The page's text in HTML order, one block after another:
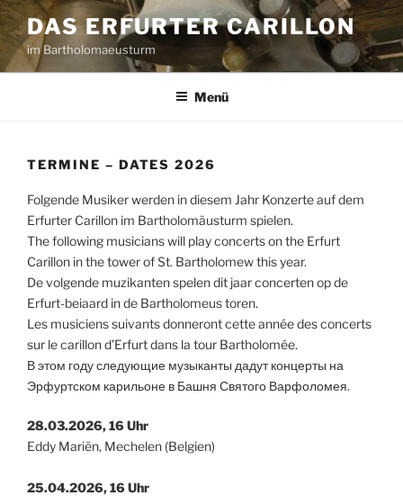
Zum
Inhalt
springen
DAS ERFURTER CARILLON
im Bartholomaeusturm
Menü
TERMINE – DATES 2026
Folgende Musiker werden in diesem Jahr Konzerte auf dem
Erfurter Carillon im Bartholomäusturm spielen.
The following musicians will play concerts on the Erfurt
Carillon in the tower of St. Bartholomew this year.
De volgende muzikanten spelen dit jaar concerten op de
Erfurt-beiaard in de Bartholomeus toren.
Les musiciens suivants donneront cette année des concerts
sur le carillon d’Erfurt dans la tour Bartholomée.
В этом году следующие музыканты дадут концерты на
Эрфуртском карильоне в Башня Святого Варфоломея.
28.03.2026, 16 Uhr
Eddy Mariën, Mechelen (Belgien)
25.04.2026, 16 Uhr